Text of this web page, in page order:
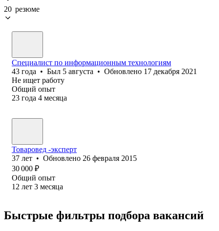
20 резюме
Специалист по информационным технологиям
43 года • Был 5 августа • Обновлено 17 декабря 2021
Не ищет работу
Общий опыт
23 года 4 месяца
Товаровед -эксперт
37 лет • Обновлено 26 февраля 2015
30 000 ₽
Общий опыт
12 лет 3 месяца
Быстрые фильтры подбора вакансий